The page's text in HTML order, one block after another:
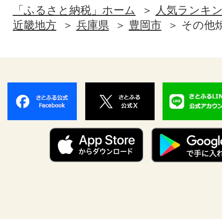
「ふるさと納税」ホーム
人気ランキ
近畿地方
兵庫県 豊岡市 その他